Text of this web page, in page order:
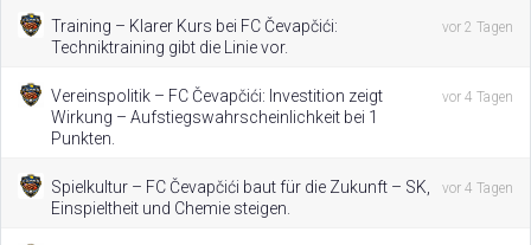
Training – Klarer Kurs bei FC Čevapčići:
Techniktraining gibt die Linie vor.
vor 2 Tagen
Vereinspolitik – FC Čevapčići: Investition zeigt
Wirkung – Aufstiegswahrscheinlichkeit bei 1
Punkten.
vor 4 Tagen
Spielkultur – FC Čevapčići baut für die Zukunft – SK,
Einspieltheit und Chemie steigen.
vor 4 Tagen